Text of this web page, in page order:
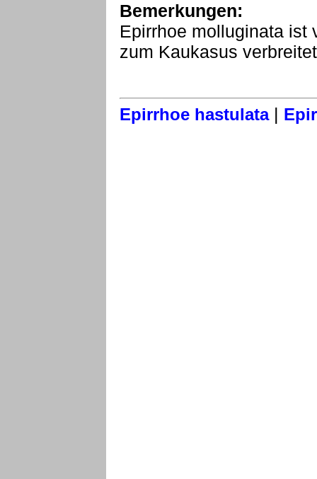
Bemerkungen:
Epirrhoe molluginata ist
zum Kaukasus
Epirrhoe hastulata|